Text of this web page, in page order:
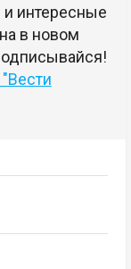
интересные
в новом